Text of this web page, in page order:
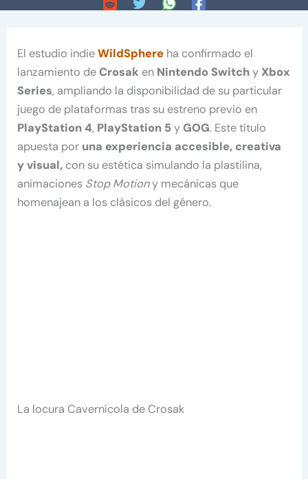
El estudio indieWildSphere ha confirmado el
lanzamiento deCrosak en Nintendo Switchy Xbox
Series, ampliando la disponibilidad de su particular
juego de plataformas tras su estreno previo en
PlayStation 4, PlayStation 5yGOG. Este título
apuesta por una experiencia accesible, creativa
y visual, con su estética simulando la plastilina,
animaciones Stop Motiony mecánicas que
homenajean a los clásicos del género.
La locura Cavernícola de Crosak